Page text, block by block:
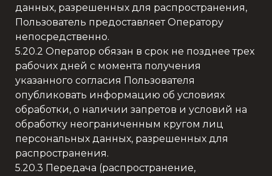
данных, разрешенных для распространения,
Пользователь предоставляет Оператору
непосредственно.
5.20.2 Оператор обязан в срок не позднее трех
рабочих дней с момента получения
указанного согласия Пользователя
опубликовать информацию об условиях
обработки, о наличии запретов и условий на
обработку неограниченным кругом лиц
персональных данных, разрешенных для
распространения.
5.20.3 Передача (распространение,